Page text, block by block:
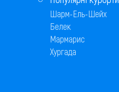
Шарм-Ель-Шейх
Белек
Мармарис
Хургада